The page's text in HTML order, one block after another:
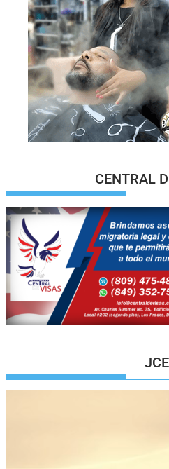
CENTRAL
JCE